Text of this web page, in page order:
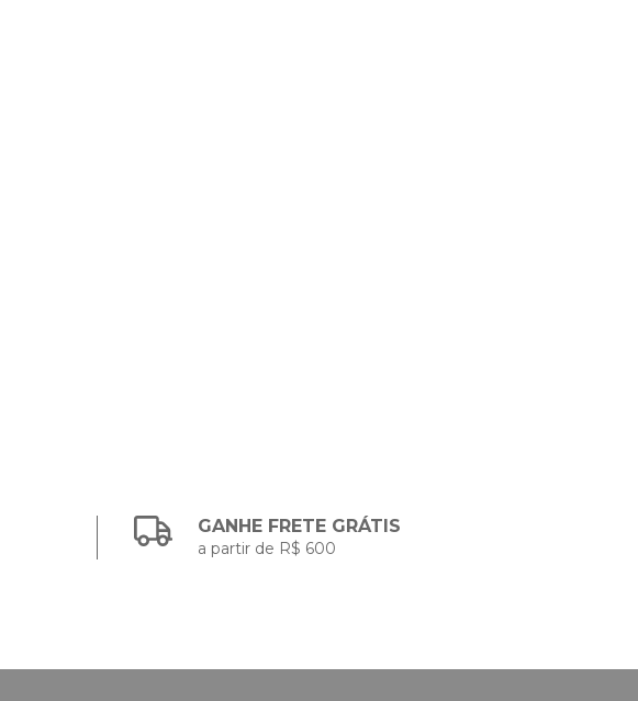
GANHE FRETE GRÁTIS
a partir de R$ 600